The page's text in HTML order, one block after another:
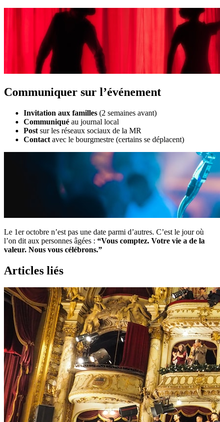
Communiquer sur l’événement
Invitation aux familles (2 semaines avant)
Communiqué au journal local
Post sur les réseaux sociaux de la MR
Contact avec le bourgmestre (certains se déplacent)
Le 1er octobre n’est pas une date parmi d’autres. C’est le jour où
l’on dit aux personnes âgées : “Vous comptez. Votre vie a de la
valeur. Nous vous célébrons.”
Articles liés